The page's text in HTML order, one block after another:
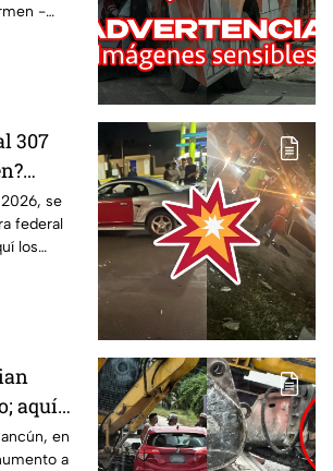
-
307
HOY,
se
federal
los
aquí
en
a